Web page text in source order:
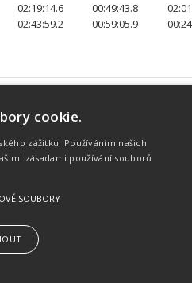
02:19:14.6 00:49:43.8
02:43:59.2 00:59:05.9
na
akcí
cookie.
zážitku. Používáním našich
zásadami používání souborů
SOUBORY